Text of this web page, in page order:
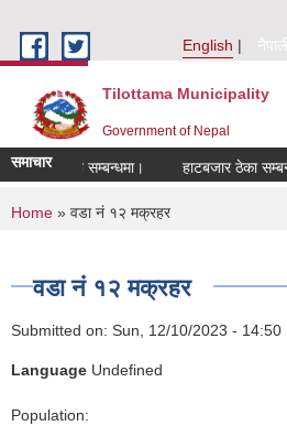
English
नेपाली
Tilottama Municipality
Government of Nepal
समाचारहुने सम्बन्धमा। हाटबजार ठेका सम्बन्धमा।
You are here
Home » वडा नं १२ मक्रहर
वडा नं १२ मक्रहर
Submitted on: Sun, 12/10/2023 - 14:50
Language Undefined
Population: